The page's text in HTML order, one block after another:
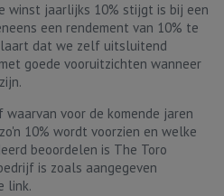
winst jaarlijks 10% stijgt is bij een
een rendement van 10% te
dat we zelf uitsluitend
goede vooruitzichten wanneer
voor de komende jaren
10% wordt voorzien en welke
beoordelen is The Toro
is zoals aangegeven
link.